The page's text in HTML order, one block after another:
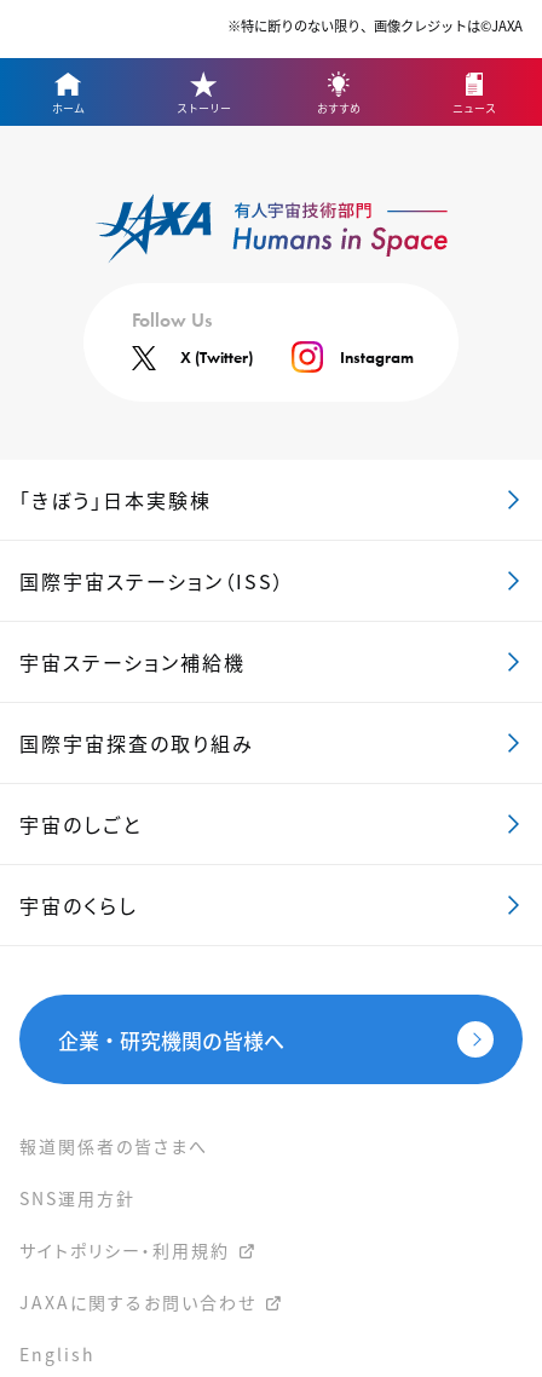
※特に断りのない限り、画像クレジットは©JAXA
ホーム ストーリー おすすめ ニュース
Follow Us
X (Twitter) Instagram
「きぼう」日本実験棟
国際宇宙ステーション（ISS）
宇宙ステーション補給機
国際宇宙探査の取り組み
宇宙のしごと
宇宙のくらし
企業・研究機関の皆様へ
報道関係者の皆さまへ
SNS運用方針
サイトポリシー・利用規約
JAXAに関するお問い合わせ
English